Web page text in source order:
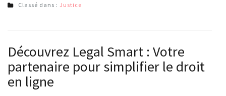
Classé dans : Justice
Découvrez Legal Smart : Votre
partenaire pour simplifier le droit
en ligne